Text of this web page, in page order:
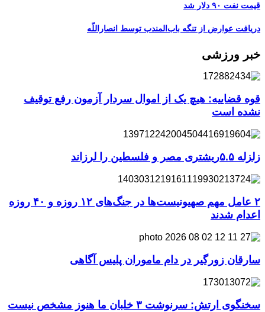
قیمت نفت ۹۰ دلار شد
دریافت عوارض از تنگه باب‌المندب توسط انصاراللّه
خبر ورزشی
قوه قضاییه: هیچ یک از اموال سردار آزمون رفع توقیف
نشده است
زلزله ۵.۵ریشتری مصر و فلسطین را لرزاند
۲ عامل مهم صهیونیست‌ها در جنگ‌های ۱۲ روزه و ۴۰ روزه
اعدام شدند
سارقان زورگیر در دام ماموران پلیس آگاهی
سخنگوی ارتش: سرنوشت ۳ خلبان ما هنوز مشخص نیست